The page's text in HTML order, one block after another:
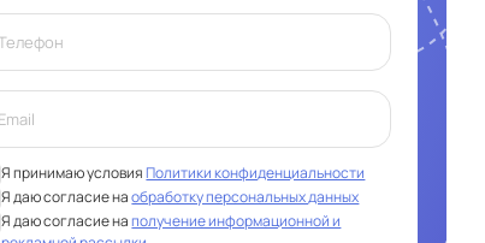
Я принимаю условияПолитики конфиденциальности
Я даю согласие наобработку персональных данных
Я даю согласие наполучение информационной и